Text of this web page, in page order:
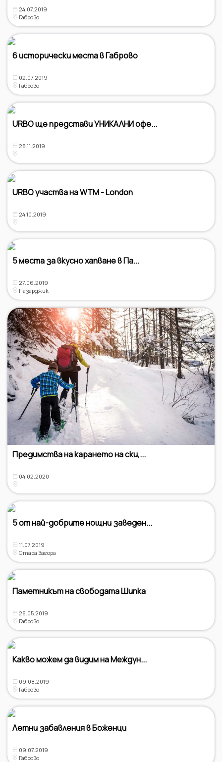
24.07.2019
Габрово
6 исторически места в Габрово
02.07.2019
Габрово
URBO ще представи УНИКАЛНИ офе...
28.11.2019
URBO участва на WTM - London
24.10.2019
5 места за вкусно хапване в Па...
27.06.2019
Пазарджик
Предимства на карането на ски,...
04.02.2020
5 от най-добрите нощни заведен...
11.07.2019
Стара Загора
Паметникът на свободата Шипка
28.05.2019
Габрово
Какво можем да видим на Междун...
09.08.2019
Габрово
Летни забавления в Боженци
09.07.2019
Габрово